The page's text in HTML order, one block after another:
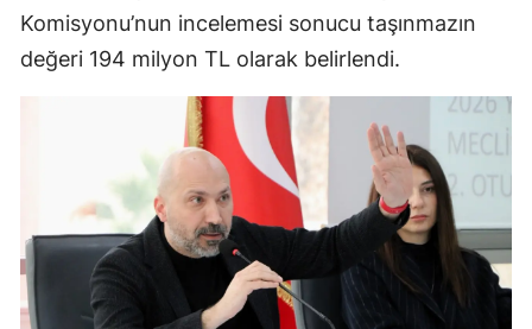
Komisyonu’nun incelemesi sonucu taşınmazın
değeri 194 milyon TL olarak belirlendi.